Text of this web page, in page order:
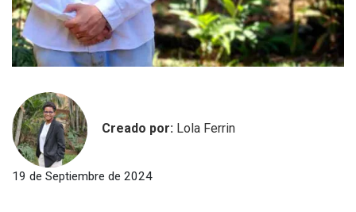
Creado por: Lola Ferrin
19 de Septiembre de 2024